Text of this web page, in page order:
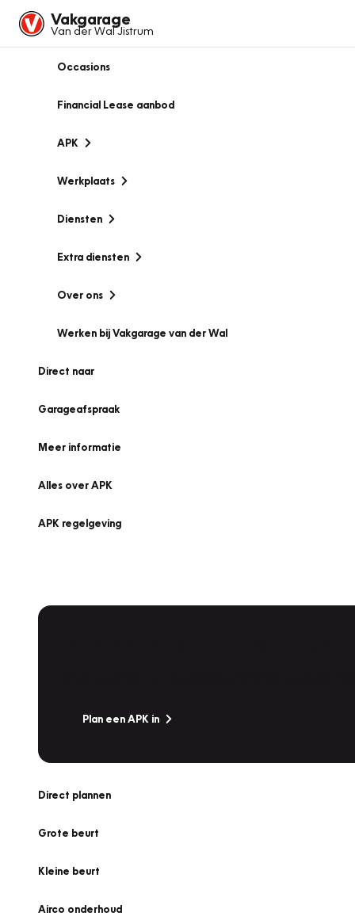
Vakgarage
Van der Wal Jistrum
Occasions
Financial Lease aanbod
APK
Werkplaats
Diensten
Extra diensten
Over ons
Werken bij Vakgarage van der Wal
Direct naar
Garageafspraak
Meer informatie
Alles over APK
APK regelgeving
Plan een APK in
Direct plannen
Grote beurt
Kleine beurt
Airco onderhoud